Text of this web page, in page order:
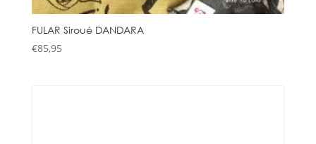
FULAR Siroué DANDARA
€85,95